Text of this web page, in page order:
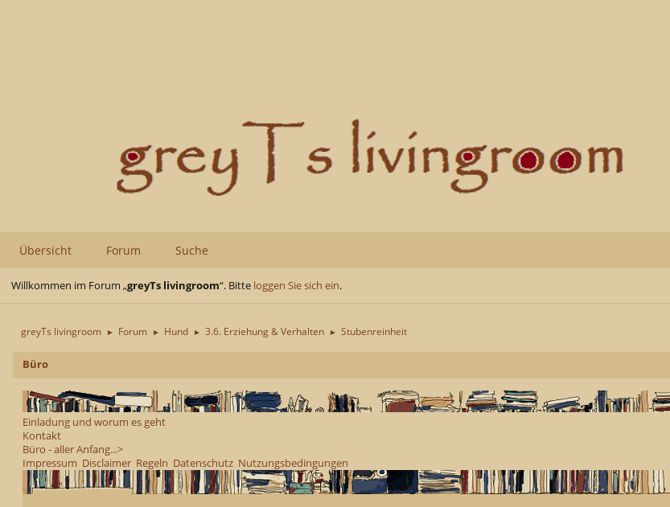
Übersicht Forum Suche
Willkommen im Forum „greyTs livingroom“. Bitte loggen Sie sich ein.
greyTs livingroom ► Forum ► Hund ► 3.6. Erziehung & Verhalten ► Stubenreinheit
Büro
Einladung und worum es geht
Kontakt
Büro - aller Anfang...>
Impressum Disclaimer Regeln Datenschutz Nutzungsbedingungen